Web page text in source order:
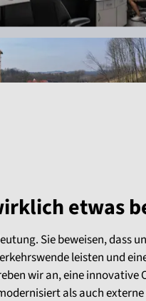
etwas
Sie beweisen, dass
leisten und
wir an, eine innovative
als auch